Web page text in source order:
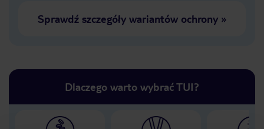
Sprawdź szczegóły wariantów ochrony»
Dlaczego warto wybrać TUI?